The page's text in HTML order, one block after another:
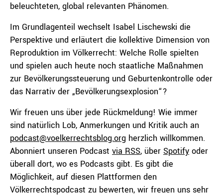
beleuchteten, global relevanten Phänomen.
Im Grundlagenteil wechselt Isabel Lischewski die
Perspektive und erläutert die kollektive Dimension von
Reproduktion im Völkerrecht: Welche Rolle spielten
und spielen auch heute noch staatliche Maßnahmen
zur Bevölkerungssteuerung und Geburtenkontrolle oder
das Narrativ der „Bevölkerungsexplosion“?
Wir freuen uns über jede Rückmeldung! Wie immer
sind natürlich Lob, Anmerkungen und Kritik auch an
podcast@voelkerrechtsblog.org herzlich willkommen.
Abonniert unseren Podcast via RSS, über Spotify oder
überall dort, wo es Podcasts gibt. Es gibt die
Möglichkeit, auf diesen Plattformen den
Völkerrechtspodcast zu bewerten, wir freuen uns sehr